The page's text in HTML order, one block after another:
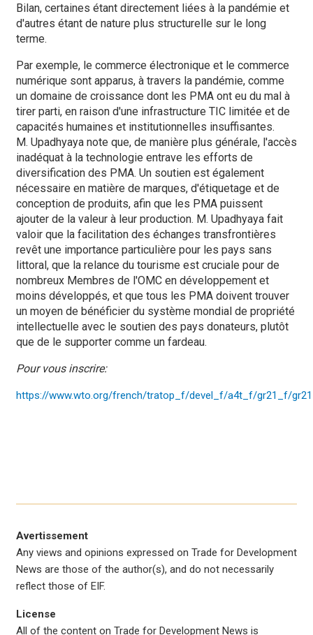
Bilan, certaines étant directement liées à la pandémie et
d'autres étant de nature plus structurelle sur le long
terme.
Par exemple, le commerce électronique et le commerce
numérique sont apparus, à travers la pandémie, comme
un domaine de croissance dont les PMA ont eu du mal à
tirer parti, en raison d'une infrastructure TIC limitée et de
capacités humaines et institutionnelles insuffisantes.
M. Upadhyaya note que, de manière plus générale, l'accès
inadéquat à la technologie entrave les efforts de
diversification des PMA. Un soutien est également
nécessaire en matière de marques, d'étiquetage et de
conception de produits, afin que les PMA puissent
ajouter de la valeur à leur production. M. Upadhyaya fait
valoir que la facilitation des échanges transfrontières
revêt une importance particulière pour les pays sans
littoral, que la relance du tourisme est cruciale pour de
nombreux Membres de l'OMC en développement et
moins développés, et que tous les PMA doivent trouver
un moyen de bénéficier du système mondial de propriété
intellectuelle avec le soutien des pays donateurs, plutôt
que de le supporter comme un fardeau.
Pour vous inscrire:
https://www.wto.org/french/tratop_f/devel_f/a4t_f/gr21_f/
Avertissement
Any views and opinions expressed on Trade for Development
News are those of the author(s), and do not necessarily
reflect those of EIF.
License
All of the content on Trade for Development News is